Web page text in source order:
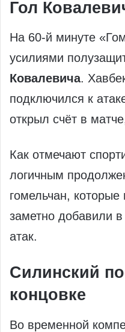
Гол
На 60‑й минуте
усилиями
Ковалевича.
подключился к
открыл счёт в
Как отмечают
логичным
гомельчан,
заметно добавили в
атак.
Силинский
концовке
Во временной